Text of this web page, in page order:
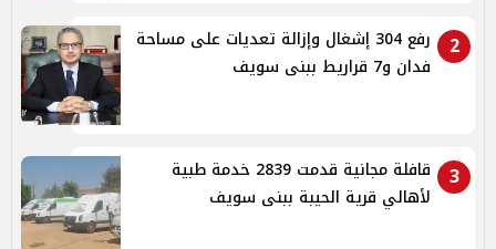
2
رفع 304 إشغال وإزالة تعديات على مساحة
فدان و7 قراريط ببنى سويف
3
قافلة مجانية قدمت 2839 خدمة طبية
لأهالي قرية الحيبة ببنى سويف